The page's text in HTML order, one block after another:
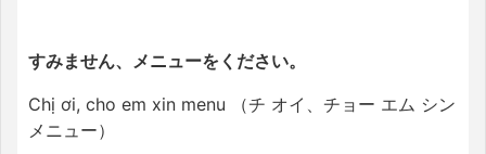
すみません、メニューをください。
Chị ơi, cho em xin menu （チ オイ、チョー エム シン
メニュー）